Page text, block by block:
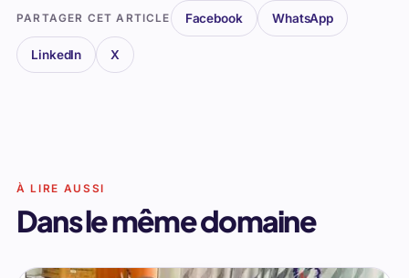
PARTAGER CET ARTICLE Facebook WhatsApp
LinkedIn X
À LIRE AUSSI
Dans le même domaine